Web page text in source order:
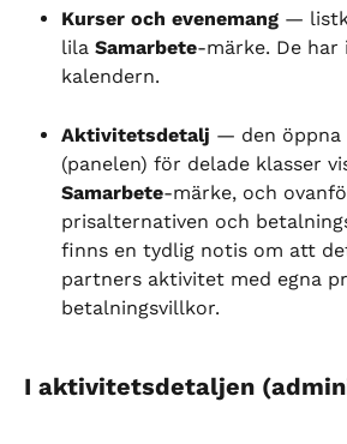
Kurser och evenemang —
lila Samarbete-märke. De har
kalendern.
Aktivitetsdetalj — den öppna
(panelen) för delade klasser
Samarbete-märke, och
prisalternativen och
finns en tydlig notis om att
partners aktivitet med egna
betalningsvillkor.
I aktivitetsdetaljen